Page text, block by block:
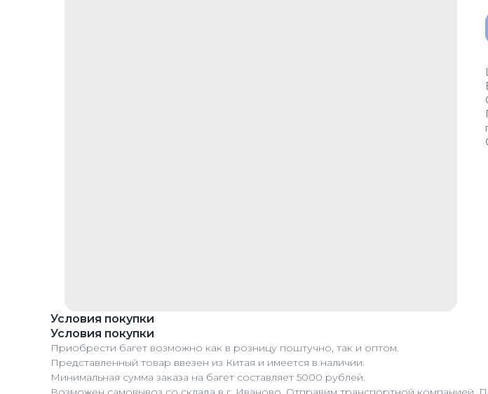
Условия покупки
Условия покупки
Приобрести багет возможно как в розницу поштучно, так и оптом.
Представленный товар ввезен из Китая и имеется в наличии.
Минимальная сумма заказа на багет составляет 5000 рублей.